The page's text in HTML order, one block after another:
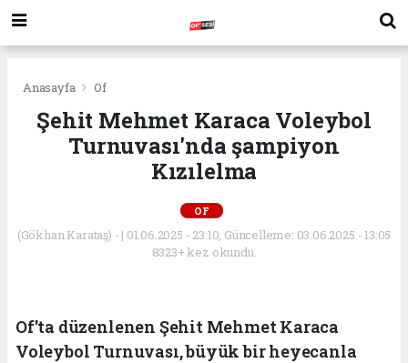
Anasayfa Of
Şehit Mehmet Karaca Voleybol
Turnuvası'nda şampiyon
Kızılelma
OF
(Gökhan Karataş) - | 01.06.2025 - 23:10, Güncelleme: 03.06.2025 - 13:05
8323+ kez okundu.
Of'ta düzenlenen Şehit Mehmet Karaca
Voleybol Turnuvası, büyük bir heyecanla